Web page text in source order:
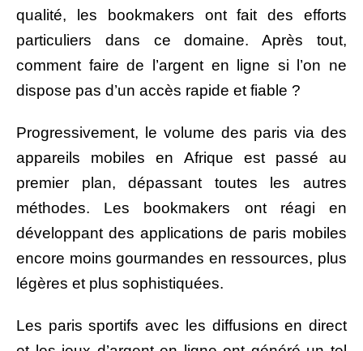
qualité, les bookmakers ont fait des efforts
particuliers dans ce domaine. Après tout,
comment faire de l’argent en ligne si l’on ne
dispose pas d’un accès rapide et fiable ?
Progressivement, le volume des paris via des
appareils mobiles en Afrique est passé au
premier plan, dépassant toutes les autres
méthodes. Les bookmakers ont réagi en
développant des applications de paris mobiles
encore moins gourmandes en ressources, plus
légères et plus sophistiquées.
Les paris sportifs avec les diffusions en direct